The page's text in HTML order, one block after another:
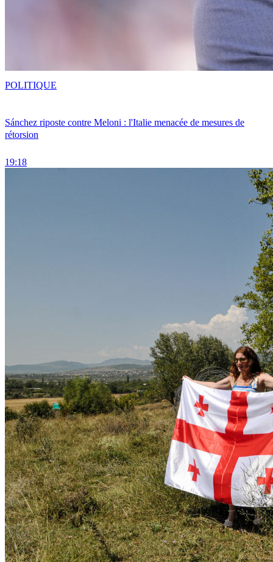
Sánchez riposte contre Meloni : l'Italie menacée de mesures de
rétorsion
19:18
POLITIQUE